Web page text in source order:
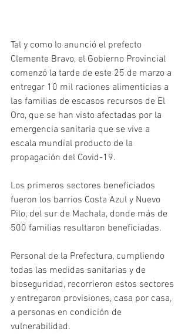
Tal y como lo anunció el prefecto
Clemente Bravo, el Gobierno Provincial
comenzó la tarde de este 25 de marzo a
entregar 10 mil raciones alimenticias a
las familias de escasos recursos de El
Oro, que se han visto afectadas por la
emergencia sanitaria que se vive a
escala mundial producto de la
propagación del Covid-19.
Los primeros sectores beneficiados
fueron los barrios Costa Azul y Nuevo
Pilo, del sur de Machala, donde más de
500 familias resultaron beneficiadas.
Personal de la Prefectura, cumpliendo
todas las medidas sanitarias y de
bioseguridad, recorrieron estos sectores
y entregaron provisiones, casa por casa,
a personas en condición de
vulnerabilidad.